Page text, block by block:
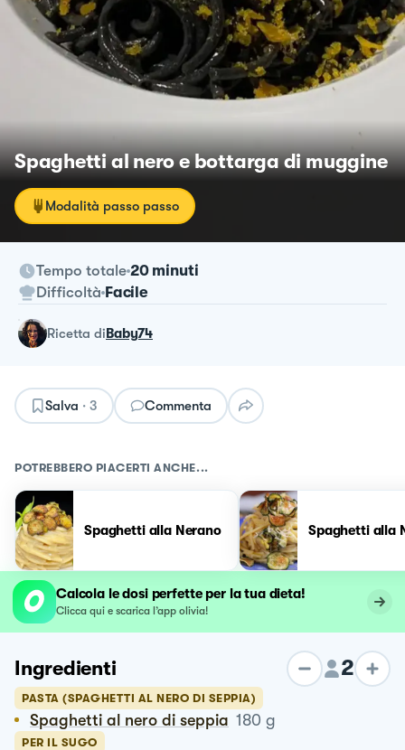
Spaghetti al nero e bottarga di muggine
Modalità passo passo
Tempo totale 20 minuti
Difficoltà Facile
ricetta diBaby74
Salva · 3 Commenta
POTREBBERO PIACERTI ANCHE...
Spaghetti alla Nerano Spaghetti alla
Calcola le dosi perfette per la tua dieta!
Clicca qui e scarica l’app olivia!
Ingredienti 2
PASTA (SPAGHETTI AL NERO DI SEPPIA)
Spaghetti al nero di seppia 180 g
PER IL SUGO